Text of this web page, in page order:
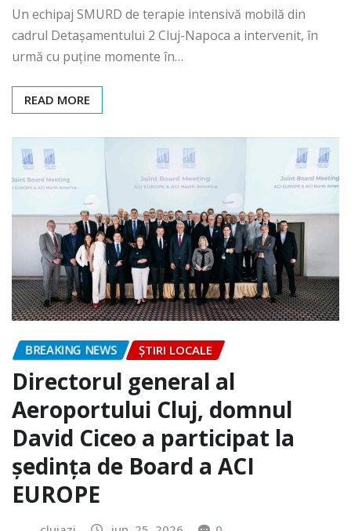
Un echipaj SMURD de terapie intensivă mobilă din
cadrul Detașamentului 2 Cluj-Napoca a intervenit, în
urmă cu puține momente în…
READ MORE
BREAKING NEWS ȘTIRI LOCALE
Directorul general al
Aeroportului Cluj, domnul
David Ciceo a participat la
ședința de Board a ACI
EUROPE